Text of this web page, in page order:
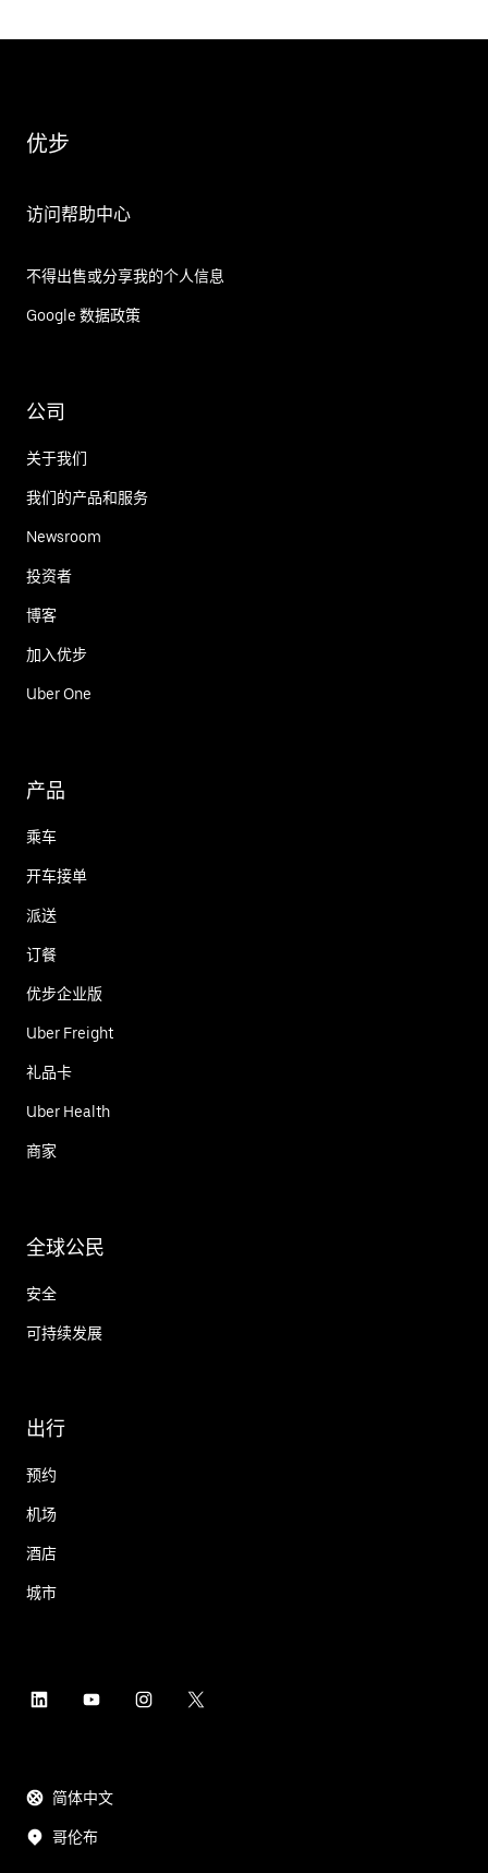
优步
访问帮助中心
不得出售或分享我的个人信息
Google 数据政策
公司
关于我们
我们的产品和服务
Newsroom
投资者
博客
加入优步
Uber One
产品
乘车
开车接单
派送
订餐
优步企业版
Uber Freight
礼品卡
Uber Health
商家
全球公民
安全
可持续发展
出行
预约
机场
酒店
城市
简体中文
哥伦布